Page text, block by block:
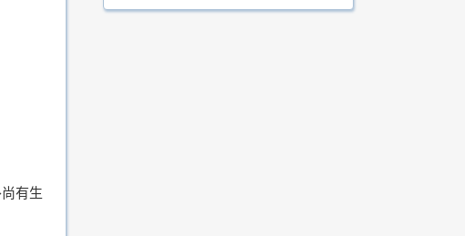
有生